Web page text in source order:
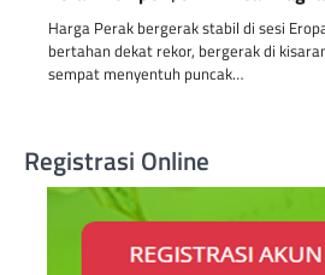
Harga Perak bergerak stabil di sesi
bertahan dekat rekor, bergerak di
sempat menyentuh puncak…
Registrasi Online